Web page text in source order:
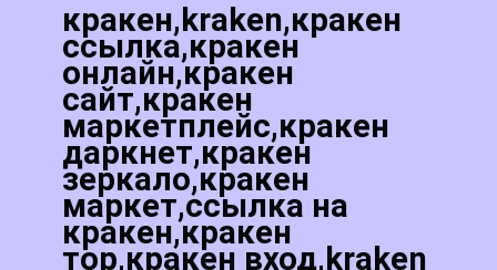
кракен,kraken,кракен
ссылка,кракен
онлайн,кракен
сайт,кракен
маркетплейс,кракен
даркнет,кракен
зеркало,кракен
маркет,ссылка на
кракен,кракен
тор,кракен вход,kraken